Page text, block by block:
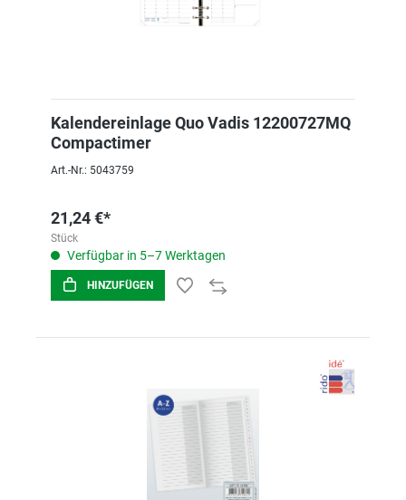
Kalendereinlage Quo Vadis 12200727MQ
Compactimer
Art.-Nr.: 5043759
21,24 €*
Stück
Verfügbar in 5–7 Werktagen
HINZUFÜGEN